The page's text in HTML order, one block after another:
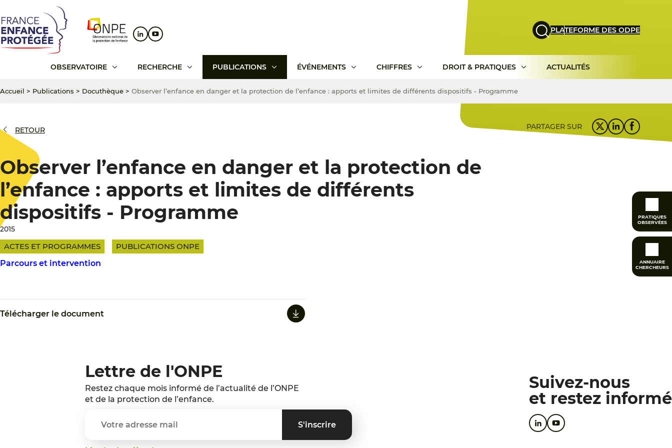
au
contenu
principal
au
menu
principal
au
pied
de
page
PLATEFORME DES ODPE
OBSERVATOIRE RECHERCHE PUBLICATIONS ÉVÉNEMENTS CHIFFRES DROIT & PRATIQUES ACTUALITÉS
PRATIQUES
OBSERVÉES
ANNUAIRE
CHERCHEURS
Accueil > Publications > Docuthèque > Observer l’enfance en danger et la protection de l’enfance : apports et limites de différents dispositifs - Programme
RETOUR PARTAGER SUR
Observer l’enfance en danger et la protection de
l’enfance : apports et limites de différents
dispositifs - Programme
2015
ACTES ET PROGRAMMES
PUBLICATIONS ONPE
Parcours et intervention
Télécharger le document
Lettre de l'ONPE
Restez chaque mois informé de l’actualité de l’ONPE
et de la protection de l’enfance.
Suivez-nous
et restez informé